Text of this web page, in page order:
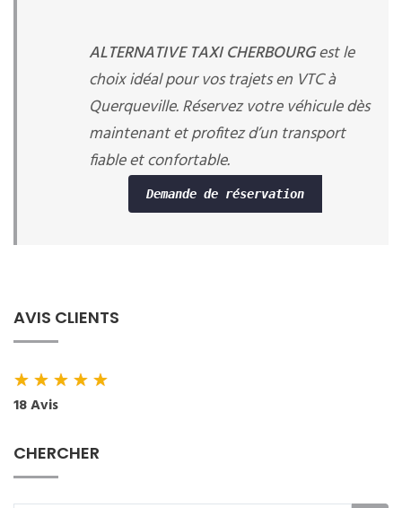
ALTERNATIVE TAXI CHERBOURGest le
choix idéal pour vos trajets en VTC à
Querqueville. Réservez votre véhicule dès
maintenant et profitez d’un transport
fiable et confortable.
Demande de réservation
AVIS CLIENTS
★★★★★
18 Avis
CHERCHER